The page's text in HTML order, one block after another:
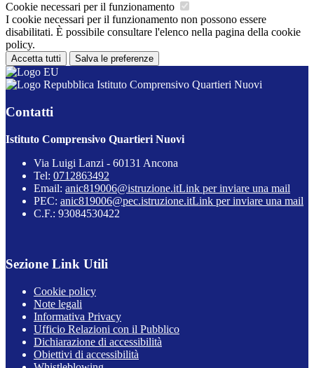
Cookie necessari per il funzionamento
I cookie necessari per il funzionamento non possono essere
disabilitati. È possibile consultare l'elenco nella pagina della cookie
policy.
Accetta tutti Salva le preferenze
Istituto Comprensivo Quartieri Nuovi
Contatti
Istituto Comprensivo Quartieri Nuovi
Via Luigi Lanzi - 60131 Ancona
Tel: 0712863492
Email: anic819006@istruzione.itLink per inviare una mail
PEC: anic819006@pec.istruzione.itLink per inviare una mail
C.F.: 93084530422
Sezione Link Utili
Cookie policy
Note legali
Informativa Privacy
Ufficio Relazioni con il Pubblico
Dichiarazione di accessibilità
Obiettivi di accessibilità